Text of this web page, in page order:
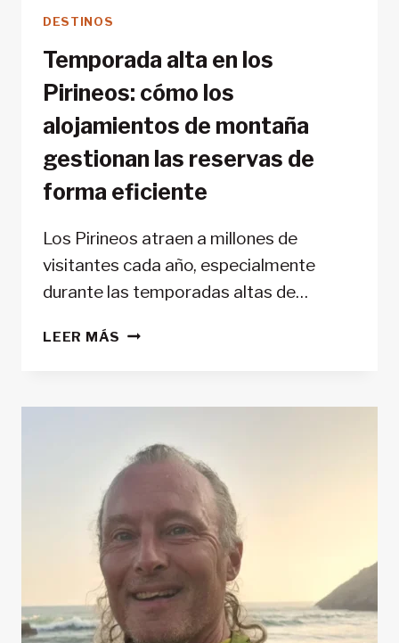
DESTINOS
Temporada alta en los
Pirineos: cómo los
alojamientos de montaña
gestionan las reservas de
forma eficiente
Los Pirineos atraen a millones de
visitantes cada año, especialmente
durante las temporadas altas de…
LEER MÁS TEMPORADA
LOS
ALOJAMIENTOS
MONTAÑA
GESTIONAN
LAS
RESERVAS
DE
FORMA